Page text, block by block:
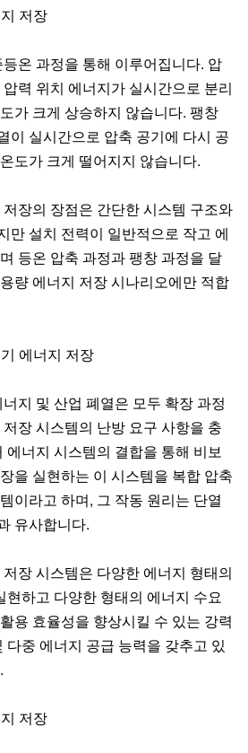
저장
온 과정을 통해 이루어집니다. 압
력 위치 에너지가 실시간으로 분리
가 크게 상승하지 않습니다. 팽창
이 실시간으로 압축 공기에 다시 공
도가 크게 떨어지지 않습니다.
장의 장점은 간단한 시스템 구조와
만 설치 전력이 일반적으로 작고 에
등온 압축 과정과 팽창 과정을 달
량 에너지 저장 시나리오에만 적합
에너지 저장
지 및 산업 폐열은 모두 확장 과정
장 시스템의 난방 요구 사항을 충
에너지 시스템의 결합을 통해 비보
을 실현하는 이 시스템을 복합 압축
이라고 하며, 그 작동 원리는 단열
유사합니다.
장 시스템은 다양한 에너지 형태의
현하고 다양한 형태의 에너지 수요
용 효율성을 향상시킬 수 있는 강력
다중 에너지 공급 능력을 갖추고 있
저장